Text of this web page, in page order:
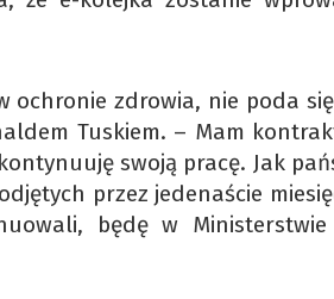
ochronie zdrowia, nie poda
Tuskiem. – Mam
swoją pracę. Jak
przez jedenaście
będę w